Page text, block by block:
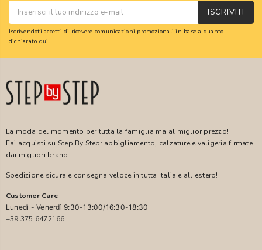
ISCRIVITI
Iscrivendoti accetti di ricevere comunicazioni promozionali in base a quanto
dichiarato qui.
La moda del momento per tutta la famiglia ma al miglior prezzo!
Fai acquisti su Step By Step: abbigliamento, calzature e valigeria firmate
dai migliori brand.
Spedizione sicura e consegna veloce in tutta Italia e all'estero!
Customer Care
Lunedì - Venerdì 9:30-13:00/16:30-18:30
+39 375 6472166